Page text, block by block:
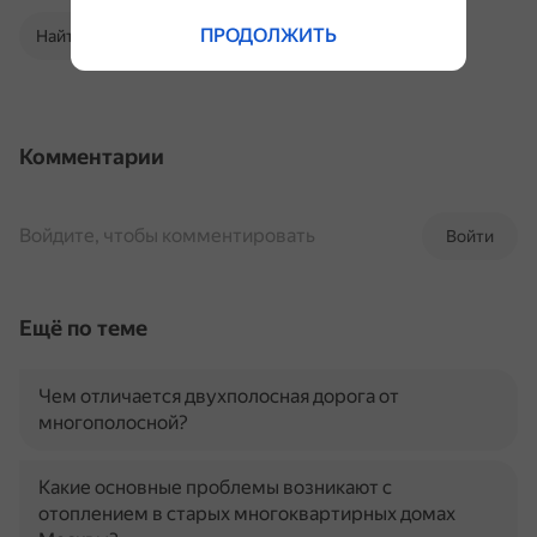
Найти в Поиске
Комментарии
Войти
Войдите, чтобы комментировать
Ещё по теме
Чем отличается двухполосная дорога от
многополосной?
Какие основные проблемы возникают с
отоплением в старых многоквартирных домах
ПРОДОЛЖИТЬ